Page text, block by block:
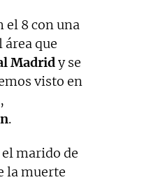
el 8 con una
que
Madridy se
visto en
.
marido de
la muerte